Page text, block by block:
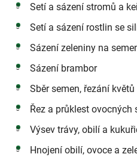
Setí a sázení stromů a
Setí a sázení rostlin se
Sázení zeleniny na
Sázení brambor
Sběr semen, řezání květů
Řez a průklest ovocných
Výsev trávy, obilí a
Hnojení obilí, ovoce a